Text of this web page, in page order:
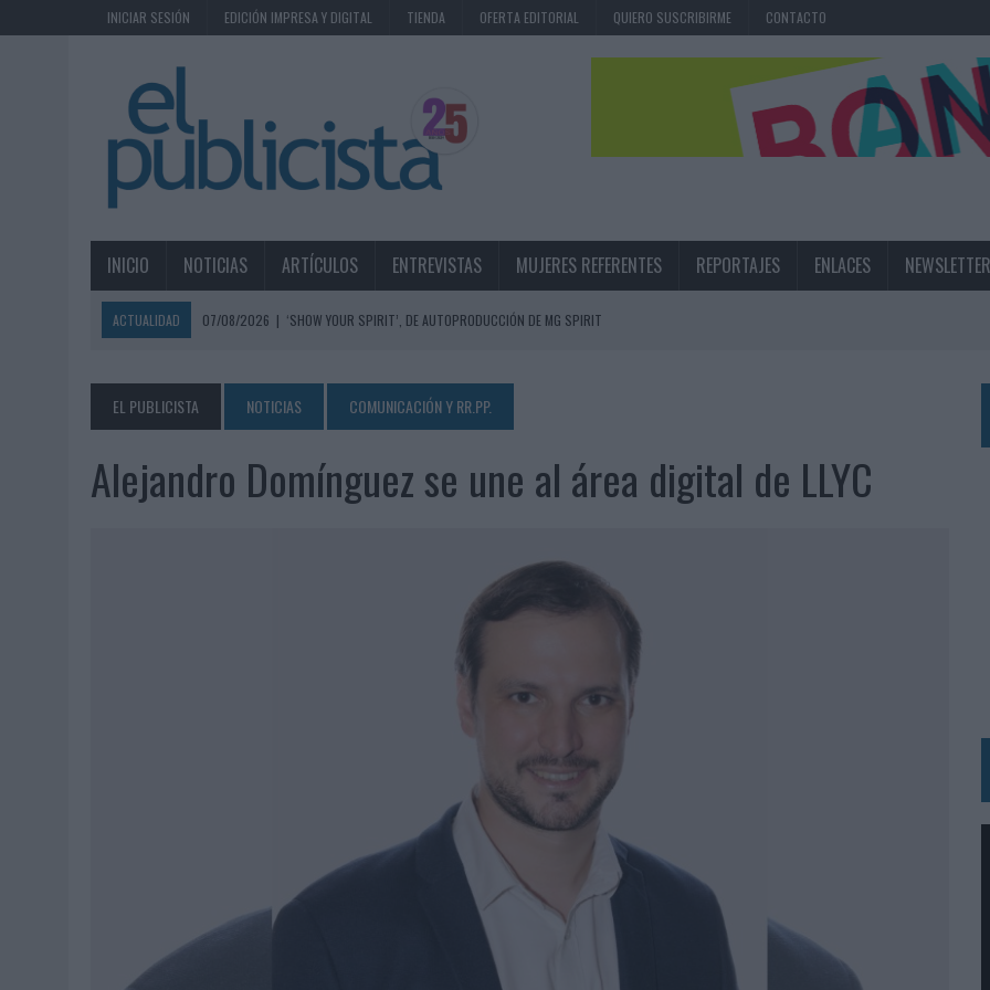
INICIAR SESIÓN EDICIÓN IMPRESA Y DIGITAL TIENDA OFERTA EDITORIAL QUIERO SUSCRIBIRME CONTACTO
INICIO NOTICIAS ARTÍCULOS ENTREVISTAS MUJERES REFERENTES REPORTAJES ENLACES NEWSLETTER
ACTUALIDAD 07/08/2026 | ‘SHOW YOUR SPIRIT’, DE AUTOPRODUCCIÓN DE MG SPIRIT
MAHOU REIVINDICA EL RITUAL DE LA CAÑA EN EL DÍA INTERNACIONAL DE LA CERVEZA
07/08/2026 | MG SPIRIT RELANZA SU MARCA CON UNA ESTRATEGIA 360º CENTRADA EN EL ORIGEN BARCELONÉS
07/08/2026
PATRÓN CONVIERTE EL NUEVO SINGLE DE ARÓN PIPER EN UNA EXPERIENCIA DE MARCA EN IBIZA
07/08/2026
EL VERANO PONE A PRUEBA LA ESTRATEGIA DIGITAL DE LAS MARCAS
CUANDO SE APAGUE EL SOL, EL ECLIPSE DE 2026 PONDRÁ A PRUEBA LA CREATIVIDAD DE LAS MARCAS
LA TELEVISIÓN SIGUE LIDERANDO EL CONSUMO DE MEDIOS EN VERANO Y SUPERA AL MÓVIL COMO DISPOSITIVO MÁS UTILIZADO
SYSTEM1 NOMBRA A KIMBERLY BASTONI COMO NUEVA DIRECTORA COMERCIAL GLOBAL
FRIGO Y UNIQLO LANZAN UNA COLECCIÓN PERSONALIZABLE INSPIRADA EN CORNETTO, CALIPPO Y SOLERO
LA IA ESTÁ SUBIENDO EL LISTÓN DE LA CREATIVIDAD
BEON WORLDWIDE LANZA RAÍZ URBANA PARA TRANSFORMAR EL PATRIMONIO HISTÓRICO EN ACTIVOS CULTURALES Y ECONÓMICOS
FABRA COMUNICACIÓN INCORPORA A CASONÁ Y ASUME LA GESTIÓN DE SUS RELACIONES CON LOS MEDIOS
| LOPESAN HOTELS & RESORTS ACERCA EL PARAÍSO CANARIO EN SU ÚLTIMA CAMPAÑA INTERNACIONAL
05/08/2026
LUIS ARQUILLOS (BURGO DE ARIAS): “LA CONSTRUCCIÓN DE MARCA A LARGO PLAZO Y LA MEDICIÓN SON DOS CARAS DE LA MISMA
EL PUBLICISTA NOTICIAS COMUNICACIÓN Y RR.PP.
Alejandro Domínguez se une al área digital de LLYC